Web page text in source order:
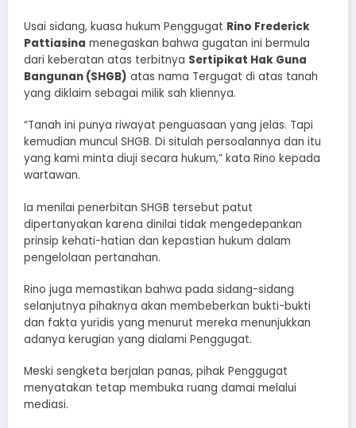
Usai sidang, kuasa hukum Penggugat Rino Frederick
Pattiasina menegaskan bahwa gugatan ini bermula
dari keberatan atas terbitnya Sertipikat Hak Guna
Bangunan (SHGB) atas nama Tergugat di atas tanah
yang diklaim sebagai milik sah kliennya.
“Tanah ini punya riwayat penguasaan yang jelas. Tapi
kemudian muncul SHGB. Di situlah persoalannya dan itu
yang kami minta diuji secara hukum,” kata Rino kepada
wartawan.
Ia menilai penerbitan SHGB tersebut patut
dipertanyakan karena dinilai tidak mengedepankan
prinsip kehati-hatian dan kepastian hukum dalam
pengelolaan pertanahan.
Rino juga memastikan bahwa pada sidang-sidang
selanjutnya pihaknya akan membeberkan bukti-bukti
dan fakta yuridis yang menurut mereka menunjukkan
adanya kerugian yang dialami Penggugat.
Meski sengketa berjalan panas, pihak Penggugat
menyatakan tetap membuka ruang damai melalui
mediasi.